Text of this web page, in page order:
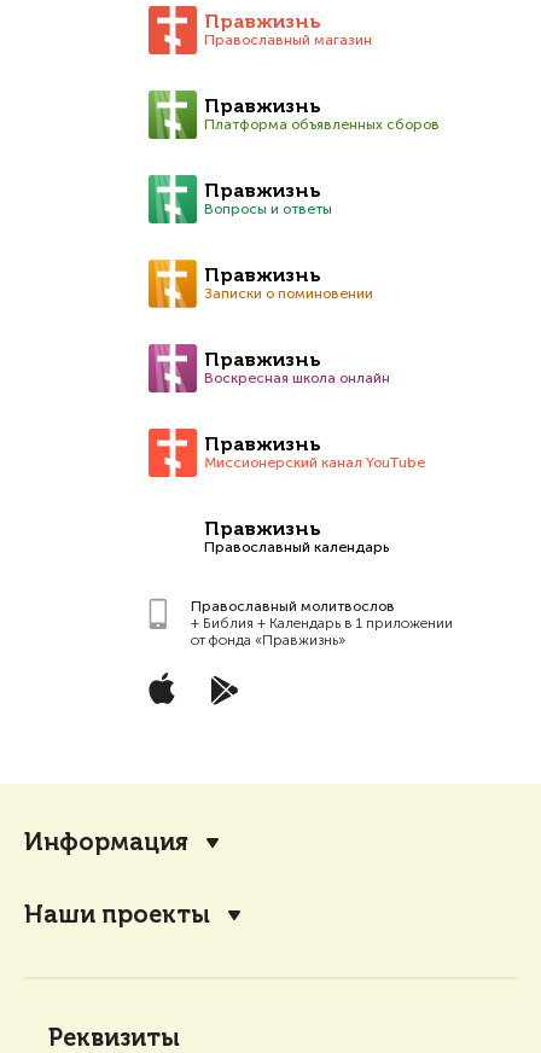
Правжизнь
Православный магазин
Правжизнь
Платформа объявленных сборов
Правжизнь
Вопросы и ответы
Правжизнь
Записки о поминовении
Правжизнь
Воскресная школа онлайн
Правжизнь
Миссионерский канал YouTube
Правжизнь
Православный календарь
Православный молитвослов
+ Библия + Календарь в 1 приложении
от фонда «Правжизнь»
Информация
Наши проекты
Реквизиты